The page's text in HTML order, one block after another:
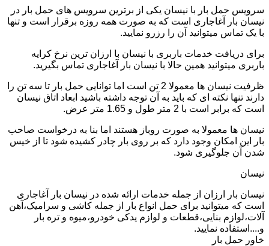
سرویس حمل بار با نیسان یکی از برترین سرویس های حمل بار در
نیسان بار آغاجاری است که به صورت همه روزه برقرار است و تنها
با یک تماس میتوانید آن را رزرو نمایید.
برای دریافت خدمات باربری با نیسان با ارزان ترین نرخ کرایه
باربری میتوانید همین حالا با نیسان بار آغاجاری تماس بگیرید.
ظرفیت نیسان ها معمولا 2 تن است اما توانایی حمل بار تا سه تن را
دارند تنها نکته ای که باید به آن توجه داشته باشید ابعاد اتاق نیسان
است که برابر است با 2 متر طول و 1.65 متر عرض.
نیسان ها معمولا به صورت روباز هستند اما بنا به درخواست صاحب
بار این امکان وجود دارد که بر روی بار چادر کشیده شود تا از خیس
شدن آن جلوگیری شود.
نیسان
نیسان بار ارزان از جمله خدمات ارائه شده در نیسان بار آغاجاری
است که میتوانید برای حمل انواع بار از جمله کاشی و سرامیک،آهن
آلات،لوازم بنایی،قطعات و لوازم یدکی خودرو،میوه و تره بار
و....استفاده نمایید.
خاور حمل بار